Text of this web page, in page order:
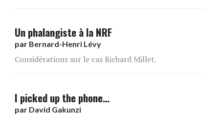
Un phalangiste à la NRF
par Bernard-Henri Lévy
Considérations sur le cas Richard Millet.
I picked up the phone…
par David Gakunzi